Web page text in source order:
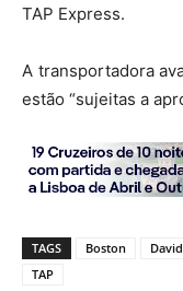
TAP Express.
A transportadora
estão “sujeitas a
TAGS Boston
TAP